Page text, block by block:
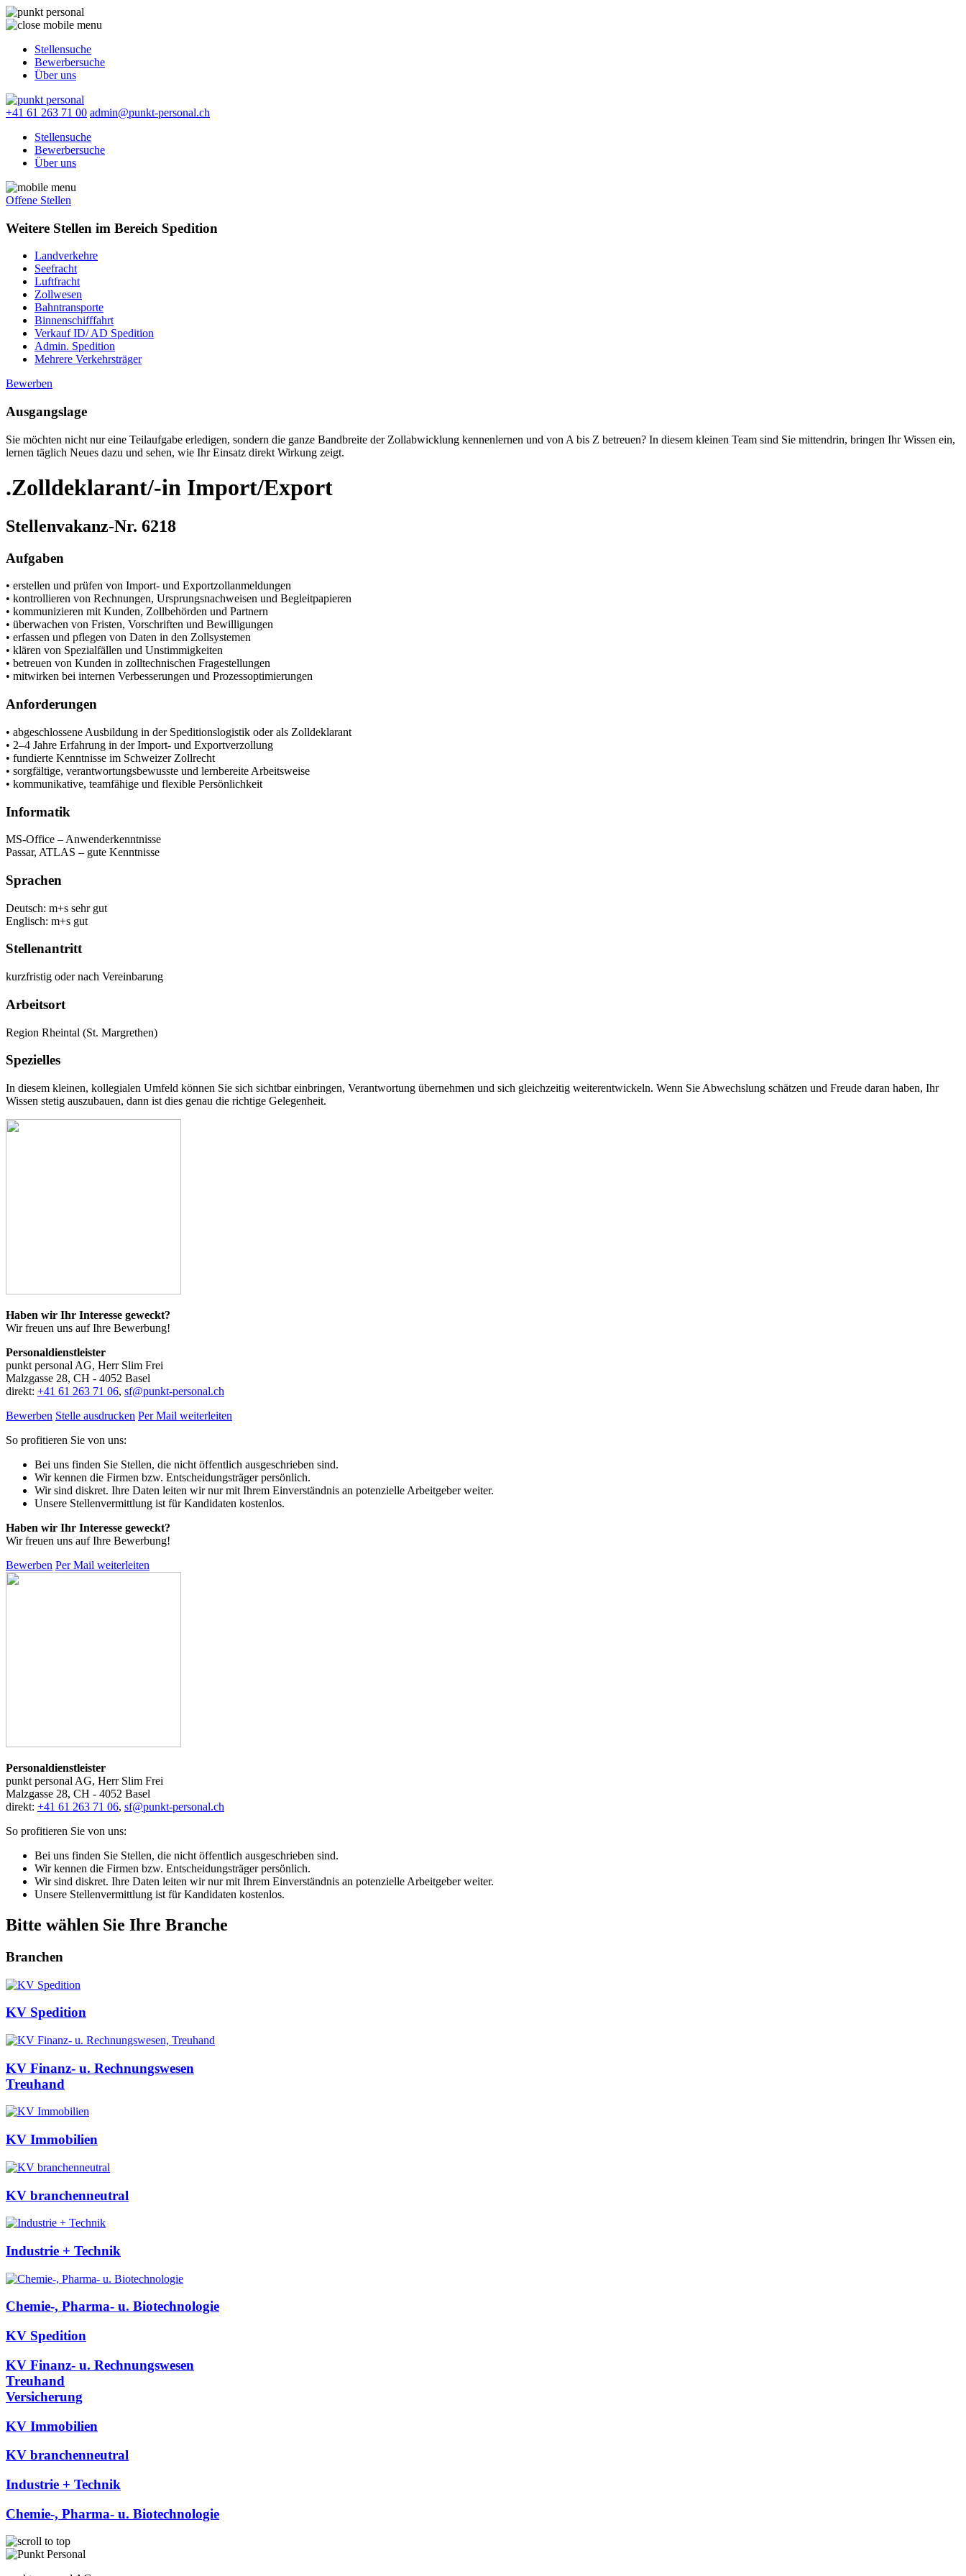
Stellensuche
Bewerbersuche
Über uns
+41 61 263 71 00 admin@punkt-personal.ch
Stellensuche
Bewerbersuche
Über uns
Offene Stellen
Weitere Stellen im Bereich Spedition
Landverkehre
Seefracht
Luftfracht
Zollwesen
Bahntransporte
Binnenschifffahrt
Verkauf ID/ AD Spedition
Admin. Spedition
Mehrere Verkehrsträger
Bewerben
Ausgangslage
Sie möchten nicht nur eine Teilaufgabe erledigen, sondern die ganze Bandbreite der Zollabwicklung kennenlernen und von A bis Z betreuen? In diesem kleinen Team sind Sie mittendrin, bringen Ihr Wissen ein,
lernen täglich Neues dazu und sehen, wie Ihr Einsatz direkt Wirkung zeigt.
.Zolldeklarant/-in Import/Export
Stellenvakanz-Nr. 6218
Aufgaben
• erstellen und prüfen von Import- und Exportzollanmeldungen
• kontrollieren von Rechnungen, Ursprungsnachweisen und Begleitpapieren
• kommunizieren mit Kunden, Zollbehörden und Partnern
• überwachen von Fristen, Vorschriften und Bewilligungen
• erfassen und pflegen von Daten in den Zollsystemen
• klären von Spezialfällen und Unstimmigkeiten
• betreuen von Kunden in zolltechnischen Fragestellungen
• mitwirken bei internen Verbesserungen und Prozessoptimierungen
Anforderungen
• abgeschlossene Ausbildung in der Speditionslogistik oder als Zolldeklarant
• 2–4 Jahre Erfahrung in der Import- und Exportverzollung
• fundierte Kenntnisse im Schweizer Zollrecht
• sorgfältige, verantwortungsbewusste und lernbereite Arbeitsweise
• kommunikative, teamfähige und flexible Persönlichkeit
Informatik
MS-Office – Anwenderkenntnisse
Passar, ATLAS – gute Kenntnisse
Sprachen
Deutsch: m+s sehr gut
Englisch: m+s gut
Stellenantritt
kurzfristig oder nach Vereinbarung
Arbeitsort
Region Rheintal (St. Margrethen)
Spezielles
In diesem kleinen, kollegialen Umfeld können Sie sich sichtbar einbringen, Verantwortung übernehmen und sich gleichzeitig weiterentwickeln. Wenn Sie Abwechslung schätzen und Freude daran haben, Ihr
Wissen stetig auszubauen, dann ist dies genau die richtige Gelegenheit.
Haben wir Ihr Interesse geweckt?
Wir freuen uns auf Ihre Bewerbung!
Personaldienstleister
punkt personal AG, Herr Slim Frei
Malzgasse 28, CH - 4052 Basel
direkt: +41 61 263 71 06, sf@punkt-personal.ch
Bewerben Stelle ausdrucken Per Mail weiterleiten
So profitieren Sie von uns:
Bei uns finden Sie Stellen, die nicht öffentlich ausgeschrieben sind.
Wir kennen die Firmen bzw. Entscheidungsträger persönlich.
Wir sind diskret. Ihre Daten leiten wir nur mit Ihrem Einverständnis an potenzielle Arbeitgeber weiter.
Unsere Stellenvermittlung ist für Kandidaten kostenlos.
Haben wir Ihr Interesse geweckt?
Wir freuen uns auf Ihre Bewerbung!
Bewerben Per Mail weiterleiten
Personaldienstleister
punkt personal AG, Herr Slim Frei
Malzgasse 28, CH - 4052 Basel
direkt: +41 61 263 71 06, sf@punkt-personal.ch
So profitieren Sie von uns:
Bei uns finden Sie Stellen, die nicht öffentlich ausgeschrieben sind.
Wir kennen die Firmen bzw. Entscheidungsträger persönlich.
Wir sind diskret. Ihre Daten leiten wir nur mit Ihrem Einverständnis an potenzielle Arbeitgeber weiter.
Unsere Stellenvermittlung ist für Kandidaten kostenlos.
Bitte wählen Sie Ihre Branche
Branchen
KV Spedition
KV Finanz- u. Rechnungswesen
Treuhand
KV Immobilien
KV branchenneutral
Industrie + Technik
Chemie-, Pharma- u. Biotechnologie
KV Spedition
KV Finanz- u. Rechnungswesen
Treuhand
Versicherung
KV Immobilien
KV branchenneutral
Industrie + Technik
Chemie-, Pharma- u. Biotechnologie